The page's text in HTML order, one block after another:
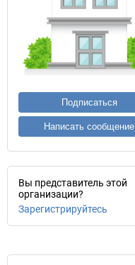
Подписаться
Написать сообщение
Вы представитель этой
организации?
Зарегистрируйтесь